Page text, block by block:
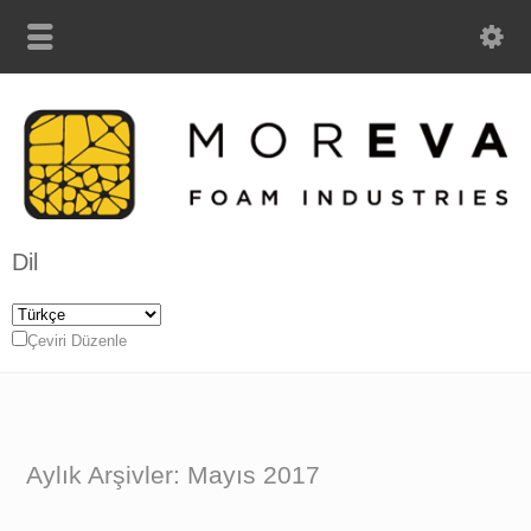
Dil
Çeviri Düzenle
Aylık Arşivler: Mayıs 2017